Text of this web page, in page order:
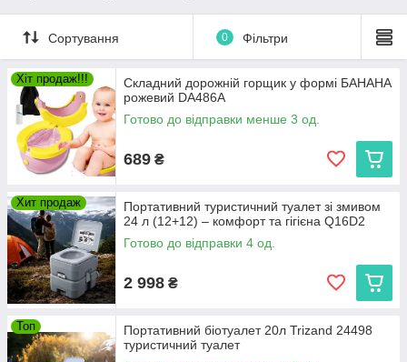
Сортування 0 Фільтри
Хіт продаж!!!
Складний дорожній горщик у формі БАНАНА
рожевий DA486A
Готово до відправки менше 3 од.
689 ₴
Хит продаж
Портативний туристичний туалет зі змивом
24 л (12+12) – комфорт та гігієна Q16D2
Готово до відправки 4 од.
2 998 ₴
Топ
Портативний біотуалет 20л Trizand 24498
туристичний туалет